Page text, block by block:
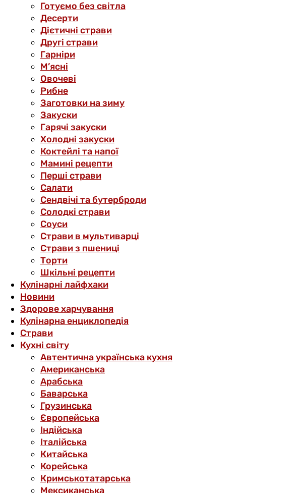
Готуємо без світла
Десерти
Дієтичні страви
Другі страви
Гарніри
М’ясні
Овочеві
Рибне
Заготовки на зиму
Закуски
Гарячі закуски
Холодні закуски
Коктейлі та напої
Мамині рецепти
Перші страви
Салати
Сендвічі та бутерброди
Солодкі страви
Соуси
Страви в мультиварці
Страви з пшениці
Торти
Шкільні рецепти
Кулінарні лайфхаки
Новини
Здорове харчування
Кулінарна енциклопедія
Страви
Кухні світу
Автентична українська кухня
Американська
Арабська
Баварська
Грузинська
Європейська
Індійська
Італійська
Китайська
Корейська
Кримськотатарська
Мексиканська